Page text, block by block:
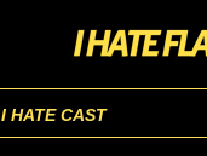
I HATE CAST